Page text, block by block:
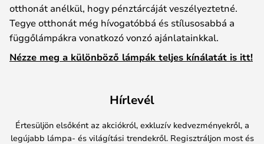
otthonát anélkül, hogy pénztárcáját veszélyeztetné.
Tegye otthonát még hívogatóbbá és stílusosabbá a
függőlámpákra vonatkozó vonzó ajánlatainkkal.
Nézze meg a különböző lámpák teljes kínálatát is itt!
Hírlevél
Értesüljön elsőként az akciókról, exkluzív kedvezményekről, a
legújabb lámpa- és világítási trendekről. Regisztráljon most és